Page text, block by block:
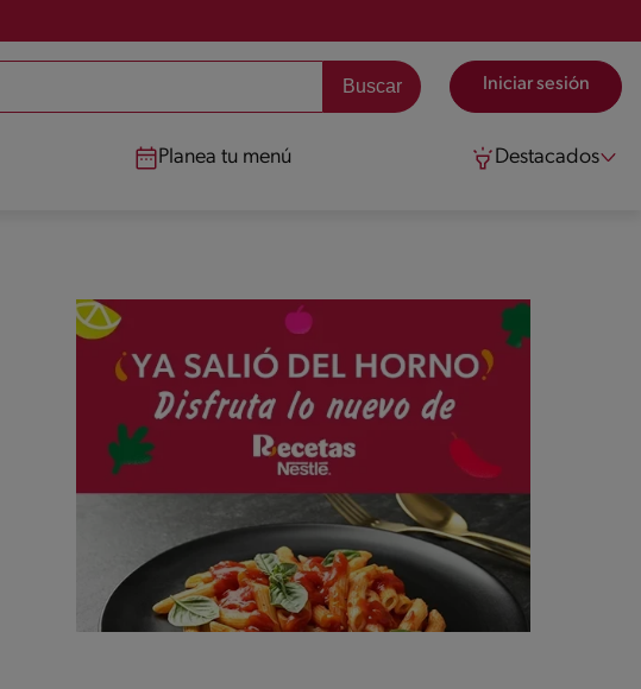
Iniciar sesión
Planea tu menú Destacados